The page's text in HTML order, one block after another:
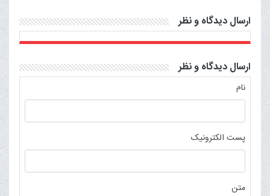
ارسال دیدگاه و نظر
ارسال دیدگاه و نظر
نام
پست الکترونیک
متن